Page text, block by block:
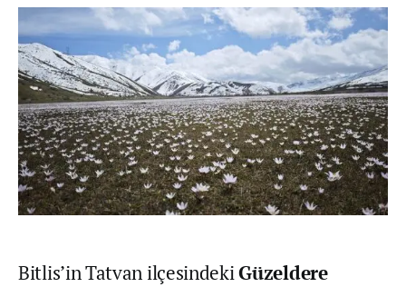
Bitlis’in Tatvan ilçesindekiGüzeldere